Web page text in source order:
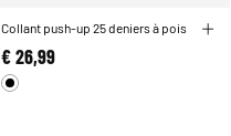
Collant push-up 25 deniers à pois
€ 26,99